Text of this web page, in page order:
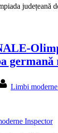
județeană
germană
Limbi
Inspector